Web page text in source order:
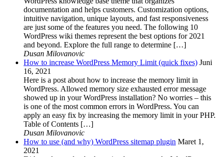
documentation and helps customers. Customization options,
intuitive navigation, unique layouts, and fast responsiveness
are just some of the features you need. The following 10
WordPress wiki themes represent the best options for 2021
and beyond. Explore the full range to determine […]
Dusan Milovanovic
How to increase WordPress Memory Limit (quick fixes) Juni
16, 2021
Here is a post about how to increase the memory limit in
WordPress. Allowed memory size exhausted error message
showed up in your WordPress installation? No worries – this
is one of the most common errors in WordPress. You can
apply an easy fix by increasing the memory limit in your PHP.
Table of Contents […]
Dusan Milovanovic
How to use (and why) WordPress sitemap plugin Maret 1,
2021